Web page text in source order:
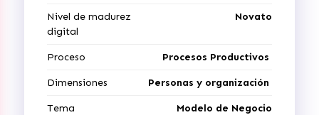
Nivel de madurez
digital
Novato
Proceso Procesos Productivos
Dimensiones Personas y organización
Tema Modelo de Negocio